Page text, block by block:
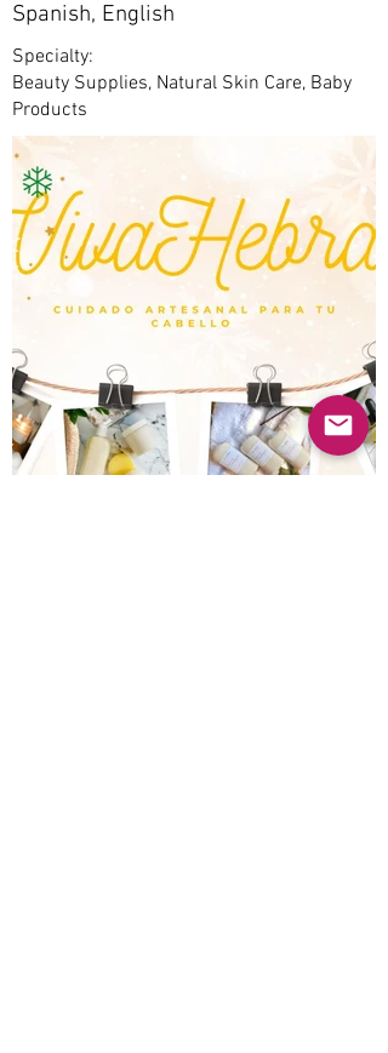
Spanish, English
Specialty:
Beauty Supplies, Natural Skin Care, Baby
Products